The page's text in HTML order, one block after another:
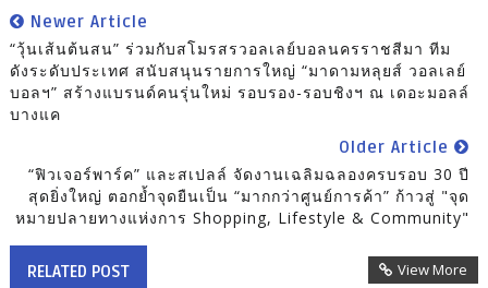
Newer Article
“วุ้นเส้นต้นสน” ร่วมกับสโมรสรวอลเลย์บอลนครราชสีมา ทีม
ดังระดับประเทศ สนับสนุนรายการใหญ่ “มาดามหลุยส์ วอลเลย์
บอลฯ” สร้างแบรนด์คนรุ่นใหม่ รอบรอง-รอบชิงฯ ณ เดอะมอลล์
บางแค
Older Article
“ฟิวเจอร์พาร์ค” และสเปลล์ จัดงานเฉลิมฉลองครบรอบ 30 ปี
สุดยิ่งใหญ่ ตอกย้ำจุดยืนเป็น “มากกว่าศูนย์การค้า” ก้าวสู่ "จุด
หมายปลายทางแห่งการ Shopping, Lifestyle & Community"
RELATED POST View More